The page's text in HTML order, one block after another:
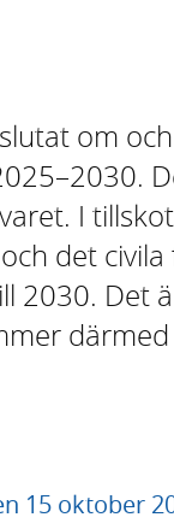
om
I
det
2030. Det
15 oktober